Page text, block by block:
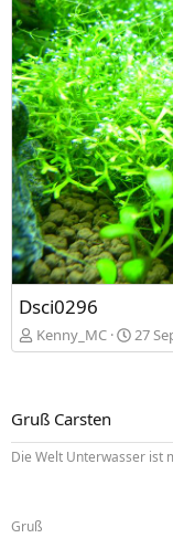
Dsci0296
Kenny_MC 27
Gruß Carsten
Die Welt Unterwasser ist
Gruß